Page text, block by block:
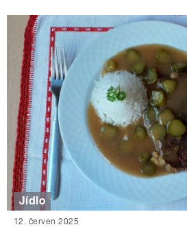
Jídlo
12. červen 2025